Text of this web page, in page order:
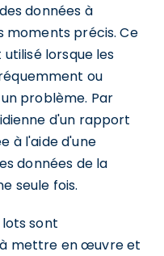
données à
moments précis. Ce
lorsque les
ou
problème. Par
d'un rapport
à l'aide d'une
données de la
seule fois.
sont
mettre en œuvre et